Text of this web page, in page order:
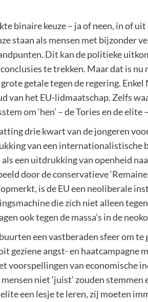
binaire keuze – ja of neen, in of
staan als mensen met bijzonder
Dit kan de politieke
te trekken. Maar dat is
getale tegen de regering.
van het EU-lidmaatschap. Zelfs
om ‘hen’ – de Tories en de
drie kwart van de jongeren
van een internationalistische
een uitdrukking van openheid
door de conservatieve
is de EU een neoliberale
die zich niet alleen
ook tegen de massa’s in de
een vastberaden sfeer om te
geziene angst- en haatcampagne
voorspellingen van economische
niet ‘juist’ zouden stemmen
een lesje te leren, zij moeten